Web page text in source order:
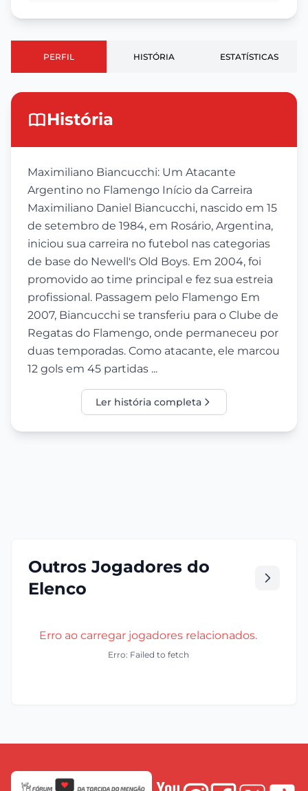
PERFIL HISTÓRIA ESTATÍSTICAS
História
Maximiliano Biancucchi: Um Atacante
Argentino no Flamengo Início da Carreira
Maximiliano Daniel Biancucchi, nascido em 15
de setembro de 1984, em Rosário, Argentina,
iniciou sua carreira no futebol nas categorias
de base do Newell's Old Boys. Em 2004, foi
promovido ao time principal e fez sua estreia
profissional. Passagem pelo Flamengo Em
2007, Biancucchi se transferiu para o Clube de
Regatas do Flamengo, onde permaneceu por
duas temporadas. Como atacante, ele marcou
12 gols em 45 partidas ...
Ler história completa
Outros Jogadores do
Elenco
Erro ao carregar jogadores relacionados.
Erro: Failed to fetch